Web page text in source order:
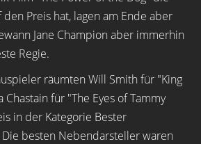
Preis hat, lagen am Ende aber
Jane Champion aber immerhin
Regie.
räumten Will Smith für "King
Chastain für "The Eyes of Tammy
in der Kategorie Bester
besten Nebendarsteller waren